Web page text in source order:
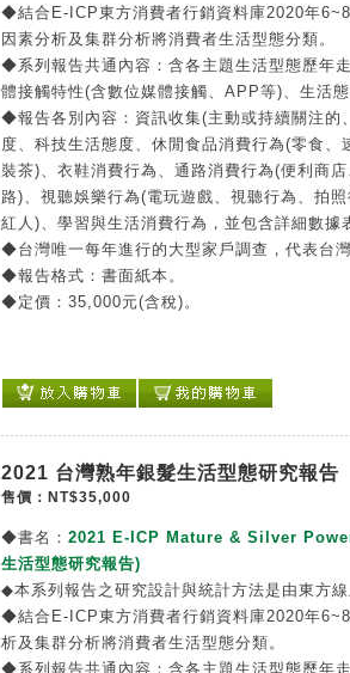
◆結合E-ICP東方消費者行銷資料庫2020年
因素分析及集群分析將消費者生活型態分類。
◆系列報告共通內容：含各主題生活型態歷年
體接觸特性(含數位媒體接觸、APP等)、生活態
◆報告各別內容：資訊收集(主動或持續關注的
度、科技生活態度、休閒食品消費行為(零食
裝茶)、衣鞋消費行為、通路消費行為(便利商
路)、視聽娛樂行為(電玩遊戲、視聽行為、拍
紅人)、學習與生活消費行為，並包含詳細數據
◆台灣唯一每年進行的大型家戶調查，代表台
◆報告格式：書面紙本。
◆定價：35,000元(含稅)。
2021 台灣熟年銀髮生活型態研究報告
售價：NT$35,000
◆書名： 2021 E-ICP Mature & Silver
生活型態研究報告)
◆本系列報告之研究設計與統計方法是由東方
◆結合E-ICP東方消費者行銷資料庫2020年
析及集群分析將消費者生活型態分類。
◆系列報告共通內容：含各主題生活型態歷年